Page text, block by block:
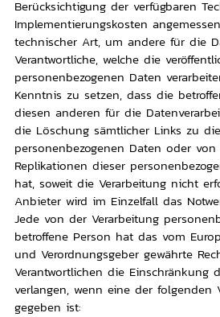
Berücksichtigung der verfügbaren
Implementierungskosten
technischer Art, um andere für die
Verantwortliche, welche die
personenbezogenen Daten
Kenntnis zu setzen, dass die
diesen anderen für die
die Löschung sämtlicher Links zu
personenbezogenen Daten oder
Replikationen dieser
hat, soweit die Verarbeitung nicht
Anbieter wird im Einzelfall das
Jede von der Verarbeitung
betroffene Person hat das vom
und Verordnungsgeber gewährte
Verantwortlichen die Einschränkung
verlangen, wenn eine der folgenden
gegeben ist: